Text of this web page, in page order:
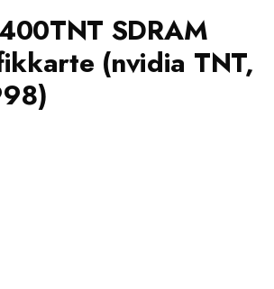
SDRAM
(nvidia TNT,